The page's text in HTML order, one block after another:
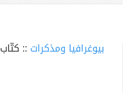
بيوغرافيا ومذكرات :: كتّاب